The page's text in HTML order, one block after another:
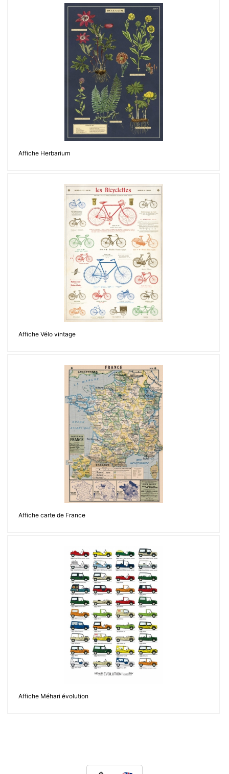
Affiche Herbarium
Affiche Vélo vintage
Affiche carte de France
Affiche Méhari évolution